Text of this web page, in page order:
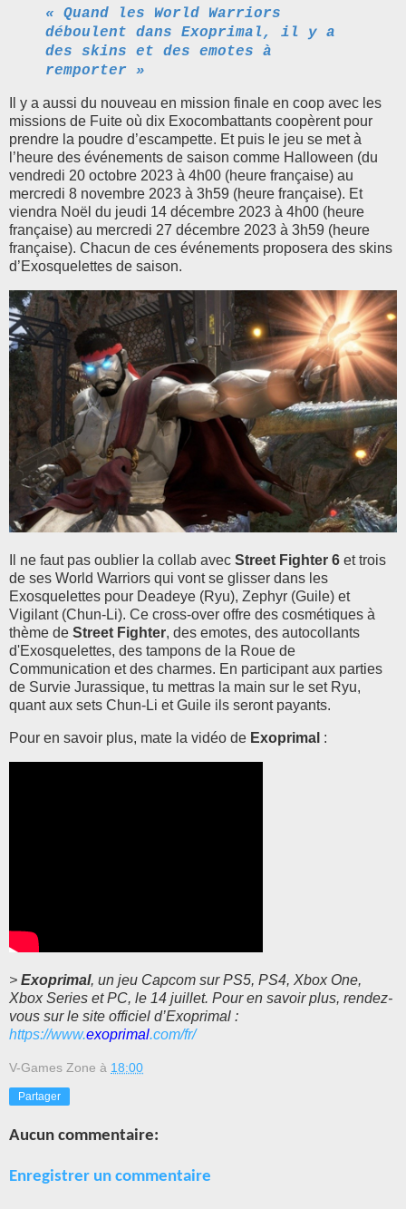
« Quand les World Warriors
déboulent dans Exoprimal, il y a
des skins et des emotes à
remporter »
Il y a aussi du nouveau en mission finale en coop avec les
missions de Fuite où dix Exocombattants coopèrent pour
prendre la poudre d’escampette. Et puis le jeu se met à
l’heure des événements de saison comme Halloween (du
vendredi 20 octobre 2023 à 4h00 (heure française) au
mercredi 8 novembre 2023 à 3h59 (heure française). Et
viendra Noël du jeudi 14 décembre 2023 à 4h00 (heure
française) au mercredi 27 décembre 2023 à 3h59 (heure
française). Chacun de ces événements proposera des skins
d’Exosquelettes de saison.
Il ne faut pas oublier la collab avec Street Fighter 6 et trois
de ses World Warriors qui vont se glisser dans les
Exosquelettes pour Deadeye (Ryu), Zephyr (Guile) et
Vigilant (Chun-Li). Ce cross-over offre des cosmétiques à
thème de Street Fighter, des emotes, des autocollants
d'Exosquelettes, des tampons de la Roue de
Communication et des charmes. En participant aux parties
de Survie Jurassique, tu mettras la main sur le set Ryu,
quant aux sets Chun-Li et Guile ils seront payants.
Pour en savoir plus, mate la vidéo de Exoprimal :
> Exoprimal, un jeu Capcom sur PS5, PS4, Xbox One,
Xbox Series et PC, le 14 juillet. Pour en savoir plus, rendez-
vous sur le site officiel d’Exoprimal :
https://www.exoprimal.com/fr/
V-Games Zone à 18:00
Partager
Aucun commentaire:
Enregistrer un commentaire